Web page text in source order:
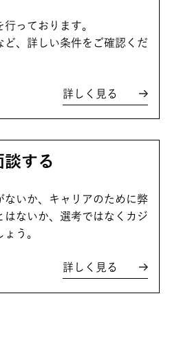
っております。
ど、詳しい条件をご確認くだ
詳しく見る
する
ないか、キャリアのために弊
はないか、選考ではなくカジ
う。
詳しく見る